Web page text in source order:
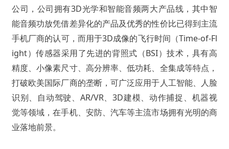
公司，公司拥有3D光学和智能音频两大产品线，其中智
能音频功放凭借差异化的产品及优秀的性价比已得到主流
手机厂商的认可，而用于3D成像的飞行时间（Time-of-Fl
ight）传感器采用了先进的背照式（BSI）技术，具有高
精度、小像素尺寸、高分辨率、低功耗、全集成等特点，
打破欧美国际厂商的垄断，可广泛应用于人工智能、人脸
识别、自动驾驶、AR/VR、3D建模、动作捕捉、机器视
觉等领域，在手机、安防、汽车等主流市场拥有光明的商
业落地前景。